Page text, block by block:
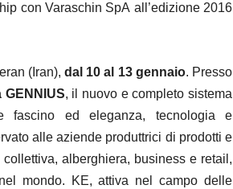
con Varaschin SpA all’edizione 2016
(Iran),dal 10 al 13 gennaio. Presso
GENNIUS, il nuovo e completo sistema
fascino ed eleganza, tecnologia e
alle aziende produttrici di prodotti e
alberghiera, business e retail,
mondo.
KE, attiva nel campo delle